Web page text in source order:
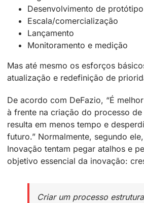
Desenvolvimento de protótipo
Escala/comercialização
Lançamento
Monitoramento e medição
Mas até mesmo os esforços
atualização e redefinição de
De acordo com DeFazio, “É
à frente na criação do processo de
resulta em menos tempo e
futuro.” Normalmente, segundo
Inovação tentam pegar atalhos e
objetivo essencial da inovação:
Criar um processo